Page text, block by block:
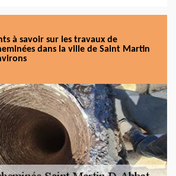
à savoir sur les travaux de
dans la ville de Saint Martin